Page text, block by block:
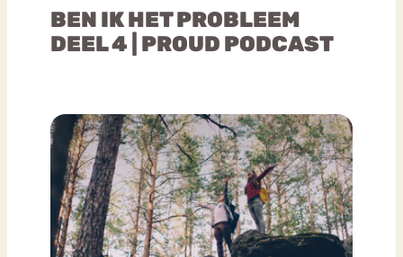
BEN IK HET PROBLEEM
DEEL 4 | PROUD PODCAST